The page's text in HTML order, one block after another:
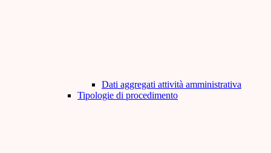
Dati aggregati attività amministrativa
Tipologie di procedimento